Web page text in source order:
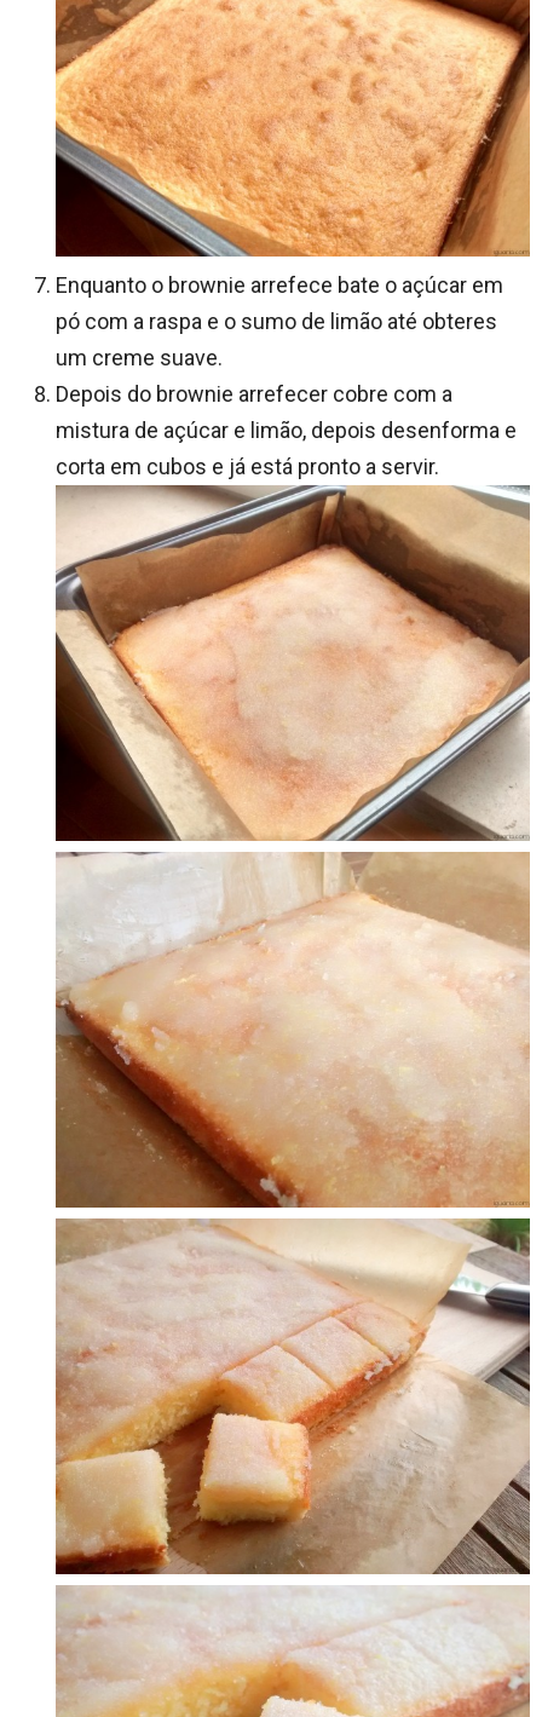
Enquanto o brownie arrefece bate o açúcar em
pó com a raspa e o sumo de limão até obteres
um creme suave.
Depois do brownie arrefecer cobre com a
mistura de açúcar e limão, depois desenforma e
corta em cubos e já está pronto a servir.